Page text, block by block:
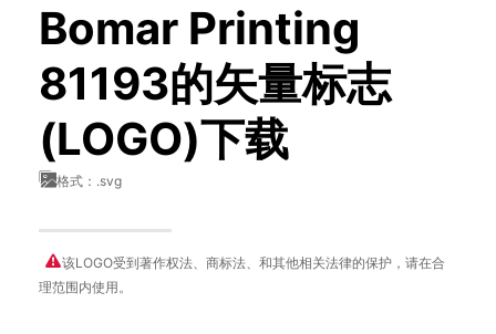
Bomar Printing
81193的矢量标志
(LOGO)下载
格式：.svg
该LOGO受到著作权法、商标法、和其他相关法律的保护，请在合
理范围内使用。